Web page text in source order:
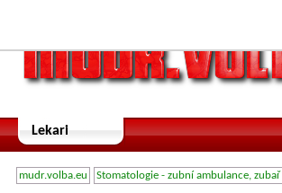
Lekari
mudr.volba.eu Stomatologie - zubní ambulance, zubař